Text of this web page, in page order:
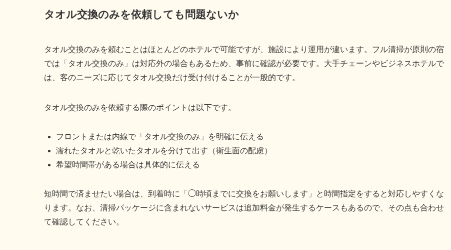
タオル交換のみを依頼しても問題ないか
タオル交換のみを頼むことはほとんどのホテルで可能ですが、施設により運用が違います。フル清掃が原則の宿
では「タオル交換のみ」は対応外の場合もあるため、事前に確認が必要です。大手チェーンやビジネスホテルで
は、客のニーズに応じてタオル交換だけ受け付けることが一般的です。
タオル交換のみを依頼する際のポイントは以下です。
フロントまたは内線で「タオル交換のみ」を明確に伝える
濡れたタオルと乾いたタオルを分けて出す（衛生面の配慮）
希望時間帯がある場合は具体的に伝える
短時間で済ませたい場合は、到着時に「◯時頃までに交換をお願いします」と時間指定をすると対応しやすくな
ります。なお、清掃パッケージに含まれないサービスは追加料金が発生するケースもあるので、その点も合わせ
て確認してください。